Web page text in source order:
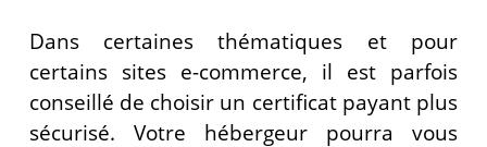
Dans certaines thématiques et pour
certains sites e-commerce, il est parfois
conseillé de choisir un certificat payant plus
sécurisé. Votre hébergeur pourra vous